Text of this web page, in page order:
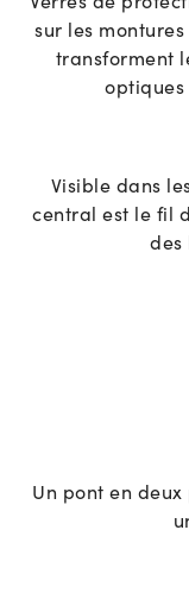
sur les
transforment
optiques
Visible dans
central est le fil
des
Un pont en